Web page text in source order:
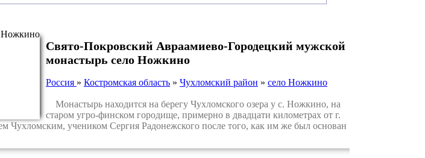
Свято-Покровский Авраамиево-Городецкий мужской
монастырь село Ножкино
Россия » Костромская область » Чухломский район » село Ножкино
Монастырь находится на берегу Чухломского озера у с. Ножкино, на
старом угро-финском городище, примерно в двадцати километрах от г.
учеником Сергия Радонежского после того, как им же был основан